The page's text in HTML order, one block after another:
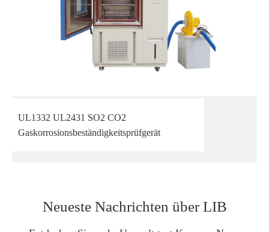
UL1332 UL2431 SO2 CO2
Gaskorrosionsbeständigkeitsprüfgerät
Neueste Nachrichten über LIB